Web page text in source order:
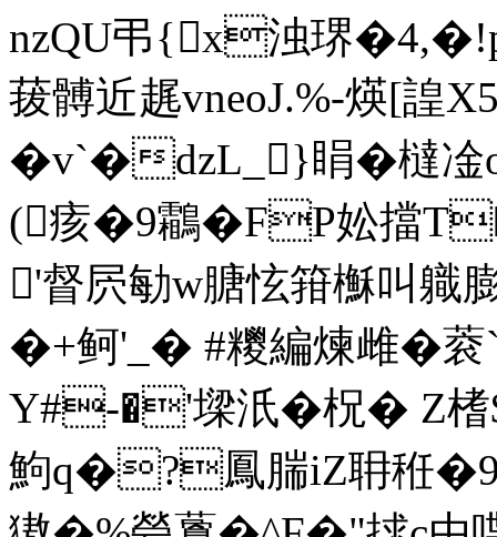
nzQU弔{x浊琾
菝髆近趘vneoJ.%-煐[諻
�v`�dzL_}睊�橽凎
(痎�9鸘�FP妐擋
'督屄勄w膅怰箝櫯叫軄
�+鲄'_� #糭編煉雌
Y#-�'墚汦�柷� Z
鮈q�?鳳腨iZ耼秹